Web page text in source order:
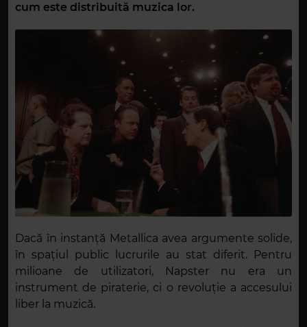
cum este distribuită muzica lor.
Dacă în instanță Metallica avea argumente solide,
în spațiul public lucrurile au stat diferit. Pentru
milioane de utilizatori, Napster nu era un
instrument de piraterie, ci o revoluție a accesului
liber la muzică.